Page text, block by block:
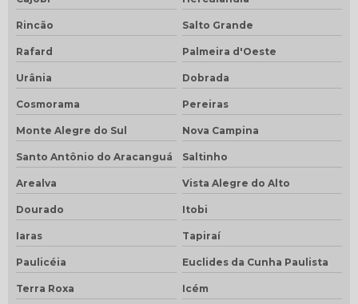
Rincão Salto Grande
Rafard Palmeira d'Oeste
Urânia Dobrada
Cosmorama Pereiras
Monte Alegre do Sul Nova Campina
Santo Antônio do Aracanguá Saltinho
Arealva Vista Alegre do Alto
Dourado Itobi
Iaras Tapiraí
Paulicéia Euclides da Cunha Paulista
Terra Roxa Icém